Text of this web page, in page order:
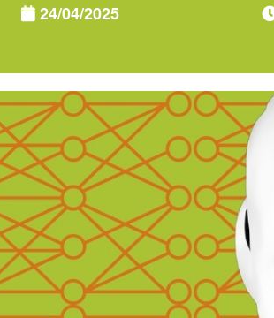
24/04/2025